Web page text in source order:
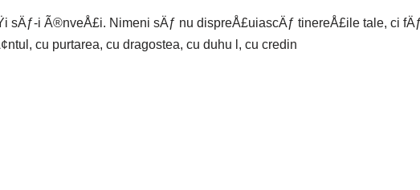
sÄƒ-i Ã®nveÅ£i. Nimeni sÄƒ nu dispreÅ£uiascÄƒ tinereÅ£ile tale, ci
cu purtarea, cu dragostea, cu duhu l, cu credin